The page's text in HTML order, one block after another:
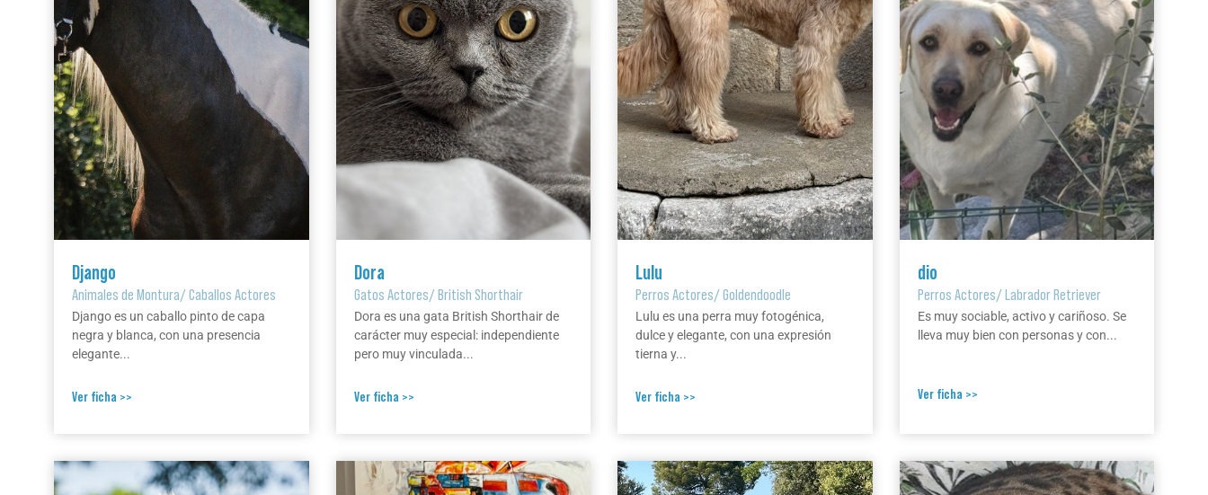
Django
Animales de Montura/Caballos Actores
Django es un caballo pinto de capa
negra y blanca, con una presencia
elegante...
Ver ficha >>
Dora
Gatos Actores/British Shorthair
Dora es una gata British Shorthair de
carácter muy especial: independiente
pero muy vinculada...
Ver ficha >>
Lulu
Perros Actores/Goldendoodle
Lulu es una perra muy fotogénica,
dulce y elegante, con una expresión
tierna y...
Ver ficha >>
dio
Perros Actores/Labrador Retriever
Es muy sociable, activo y cariñoso. Se
lleva muy bien con personas y con...
Ver ficha >>